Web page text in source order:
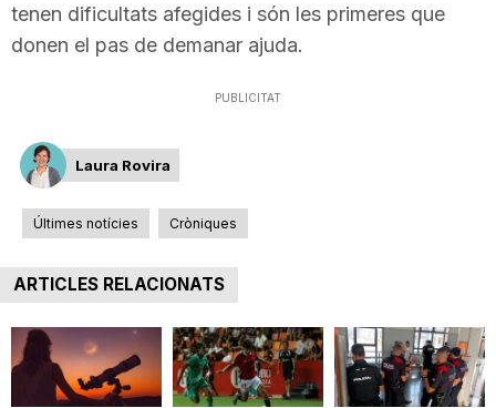
o
a
tenen dificultats afegides i són les primeres que
donen el pas de demanar ajuda.
PUBLICITAT
Laura Rovira
Últimes notícies Cròniques
ARTICLES RELACIONATS